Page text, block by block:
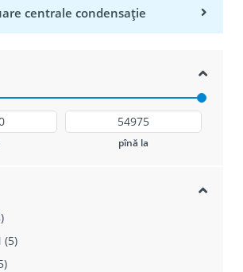
centrale condensație
pînă la
(5)